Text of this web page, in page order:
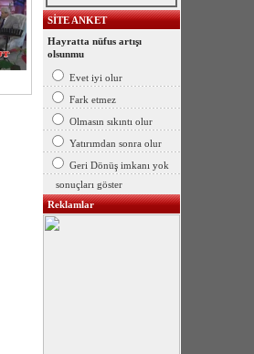
SİTE ANKET
Hayratta nüfus artışı
olsunmu
Evet iyi olur
Fark etmez
Olmasın sıkıntı olur
Yatırımdan sonra olur
Geri Dönüş imkanı yok
sonuçları göster
Reklamlar